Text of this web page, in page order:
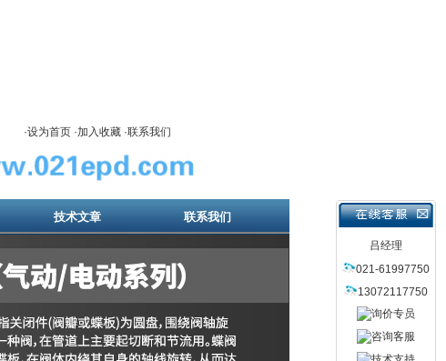
·设为首页 ·加入收藏 ·联系我们
技术文章 联系我们
吕经理
021-61997750
13072117750